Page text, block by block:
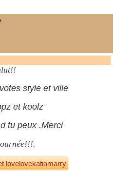
style et ville
et koolz
tu peux .Merci
lovelovekatiamarry